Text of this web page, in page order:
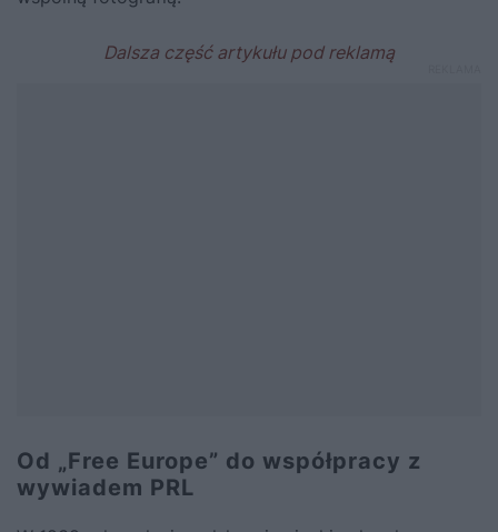
Od „Free Europe” do współpracy z
wywiadem PRL